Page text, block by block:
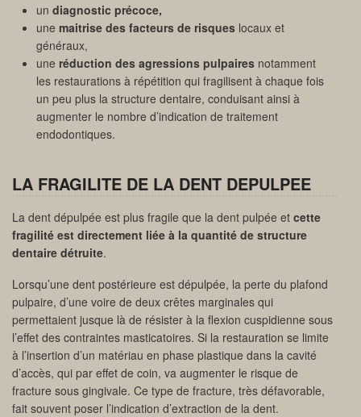
un diagnostic précoce,
une maitrise des facteurs de risques locaux et
généraux,
une réduction des agressions pulpaires notamment
les restaurations à répétition qui fragilisent à chaque fois
un peu plus la structure dentaire, conduisant ainsi à
augmenter le nombre d’indication de traitement
endodontiques.
LA FRAGILITE DE LA DENT DEPULPEE
La dent dépulpée est plus fragile que la dent pulpée et cette
fragilité est directement liée à la quantité de structure
dentaire détruite.
Lorsqu’une dent postérieure est dépulpée, la perte du plafond
pulpaire, d’une voire de deux crêtes marginales qui
permettaient jusque là de résister à la flexion cuspidienne sous
l’effet des contraintes masticatoires. Si la restauration se limite
à l’insertion d’un matériau en phase plastique dans la cavité
d’accès, qui par effet de coin, va augmenter le risque de
fracture sous gingivale. Ce type de fracture, très défavorable,
fait souvent poser l’indication d’extraction de la dent.